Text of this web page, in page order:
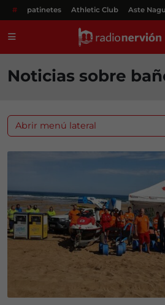
# patinetes Athletic Club Aste
Noticias sobre
Abrir menú lateral